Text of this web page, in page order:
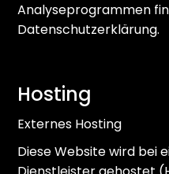
Analyseprogrammen
Datenschutzerklärung.
Hosting
Externes Hosting
Diese Website wird bei